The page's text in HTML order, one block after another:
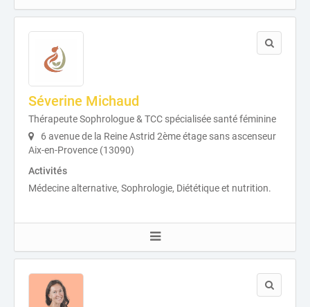
Séverine Michaud
Thérapeute Sophrologue & TCC spécialisée santé féminine
6 avenue de la Reine Astrid 2ème étage sans ascenseur
Aix-en-Provence (13090)
Activités
Médecine alternative, Sophrologie, Diététique et nutrition.